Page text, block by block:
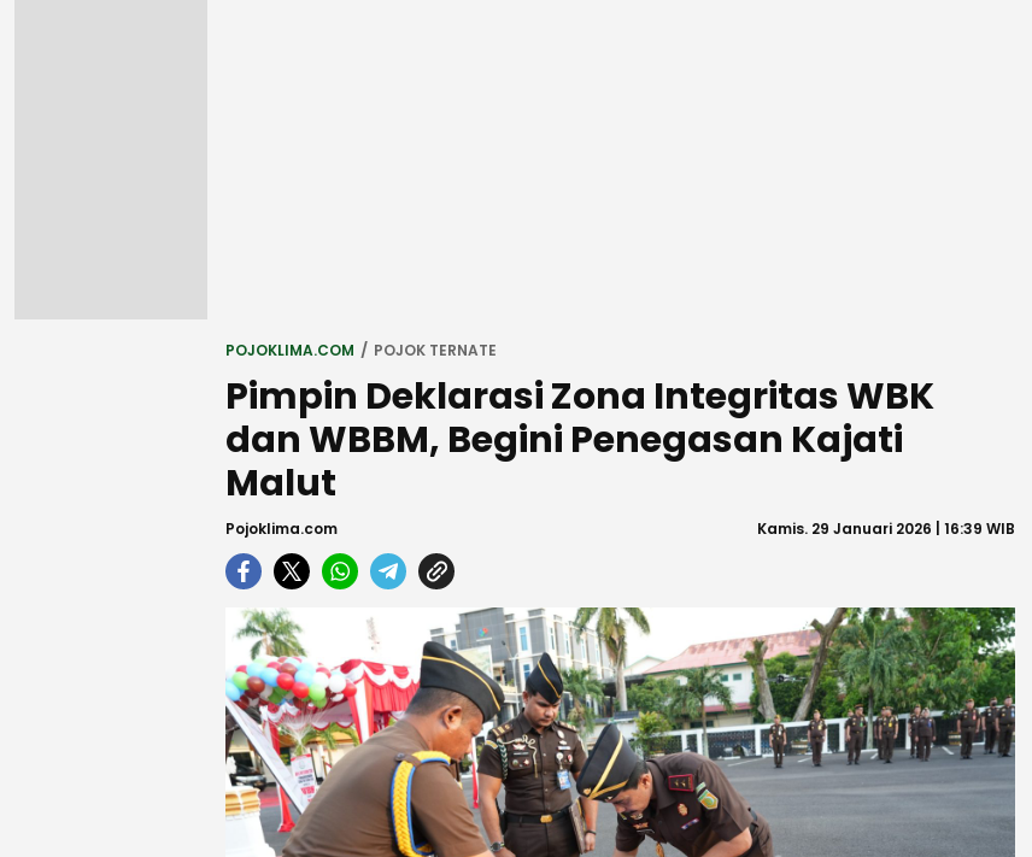
POJOKLIMA.COM POJOK TERNATE
Pimpin Deklarasi Zona Integritas WBK
dan WBBM, Begini Penegasan Kajati
Malut
Pojoklima.com Kamis. 29 Januari 2026 | 16:39 WIB